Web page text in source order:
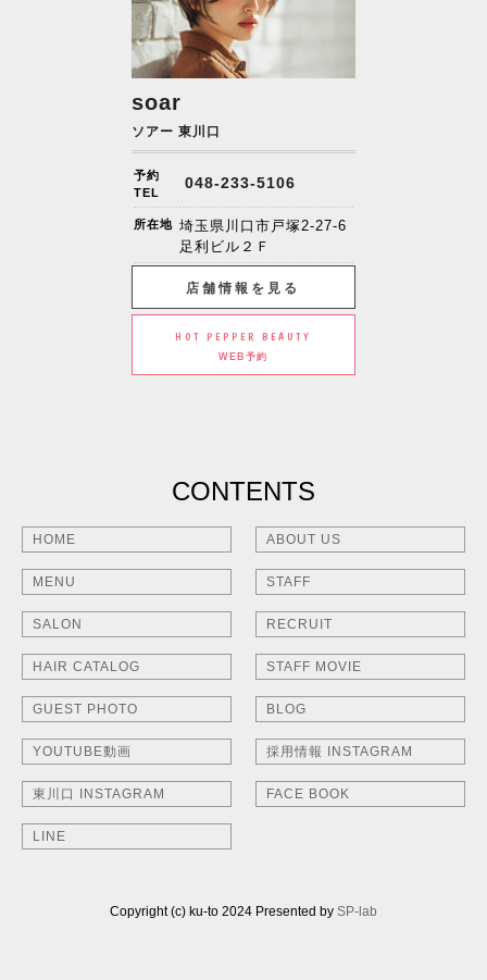
soar
ソアー 東川口
予約
TEL
048-233-5106
所在地 埼玉県川口市戸塚2-27-6
足利ビル２Ｆ
店舗情報を見る
HOT PEPPER BEAUTY
WEB予約
CONTENTS
HOME ABOUT US
MENU STAFF
SALON RECRUIT
HAIR CATALOG STAFF MOVIE
GUEST PHOTO BLOG
YOUTUBE動画 採用情報 INSTAGRAM
東川口 INSTAGRAM FACE BOOK
LINE
Copyright (c) ku-to 2024 Presented by SP-lab